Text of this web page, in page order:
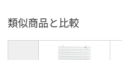
類似商品と比較